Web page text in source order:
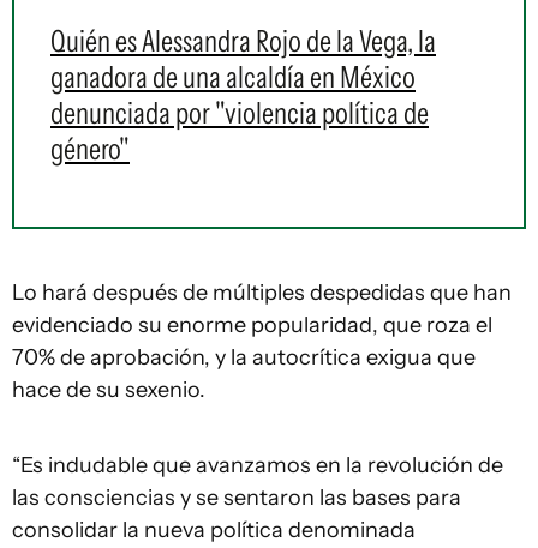
Quién es Alessandra Rojo de la Vega, la
ganadora de una alcaldía en México
denunciada por "violencia política de
género"
Lo hará después de múltiples despedidas que han
evidenciado su enorme popularidad, que roza el
70% de aprobación, y la autocrítica exigua que
hace de su sexenio.
“Es indudable que avanzamos en la revolución de
las consciencias y se sentaron las bases para
consolidar la nueva política denominada